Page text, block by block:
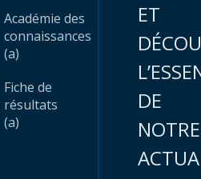
Académie des
connaissances
(a)
Fiche de
résultats
(a)
ET
DE
NOTRE